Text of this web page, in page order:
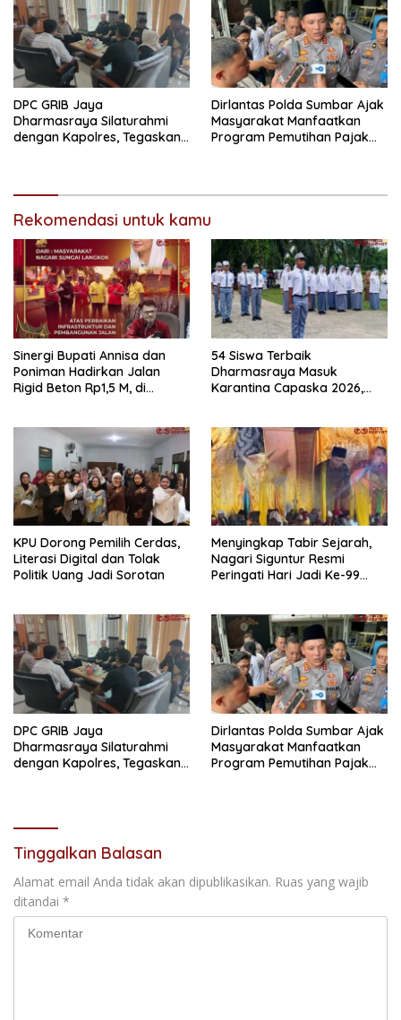
DPC GRIB Jaya
Dharmasraya Silaturahmi
dengan Kapolres, Tegaskan
Dirlantas Polda Sumbar Ajak
Masyarakat Manfaatkan
Program Pemutihan Pajak
Rekomendasi untuk kamu
Sinergi Bupati Annisa dan
Poniman Hadirkan Jalan
Rigid Beton Rp1,5 M, di
54 Siswa Terbaik
Dharmasraya Masuk
Karantina Capaska 2026,
KPU Dorong Pemilih Cerdas,
Literasi Digital dan Tolak
Politik Uang Jadi Sorotan
Menyingkap Tabir Sejarah,
Nagari Siguntur Resmi
Peringati Hari Jadi Ke-99
DPC GRIB Jaya
Dharmasraya Silaturahmi
dengan Kapolres, Tegaskan
Dirlantas Polda Sumbar Ajak
Masyarakat Manfaatkan
Program Pemutihan Pajak
Tinggalkan Balasan
Alamat email Anda tidak akan dipublikasikan. Ruas yang wajib
ditandai *